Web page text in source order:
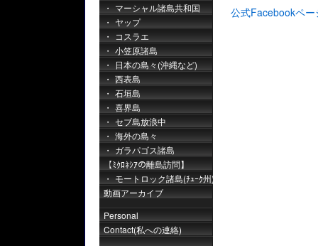
公式Facebookペー
マーシャル諸島共和国
ヤップ
コスラエ
小笠原諸島
日本の島々(沖縄など)
西表島
石垣島
喜界島
セブ島放浪中
海外の島々
ガラパゴス諸島
【ﾐｸﾛﾈｼｱの離島訪問】
モートロック諸島(ﾁｭｰｸ州)
動画アーカイブ
Personal
Contact(私への連絡)